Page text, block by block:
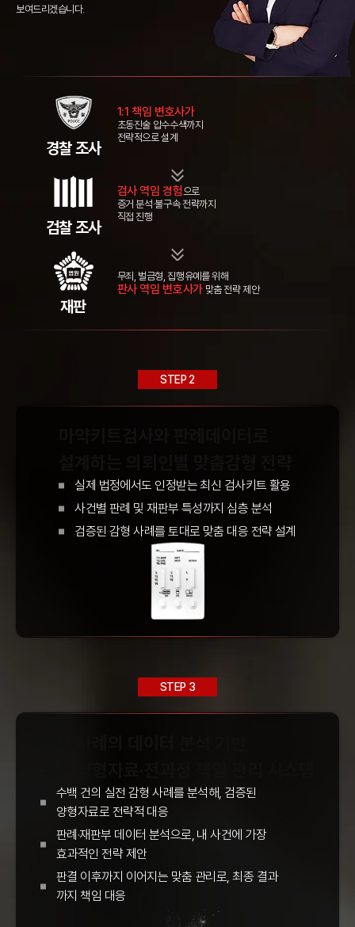
보여드리겠습니다.
경찰 조사
1:1 책임 변호사가
초동진술 압수수색까지
전략적으로 설계
검찰 조사
검사 역임 경험으로
증거 분석·불구속전략까지
직접 진행
재판
무죄, 벌금형, 집행유예를 위해
판사 역임 변호사가맞춤 전략 제안
STEP 2
실제 법정에서도 인정받는최신 검사키트 활용
사건별판례 및 재판부 특성까지 심층 분석
검증된감형 사례를 토대로 맞춤 대응 전략 설계
STEP 3
수백 건의 실전 감형 사례를 분석해, 검증된
양형자료로 전략적 대응
판례·재판부 데이터 분석으로, 내 사건에 가장
효과적인 전략 제안
판결 이후까지 이어지는 맞춤 관리 로, 최종 결과
까지 책임 대응